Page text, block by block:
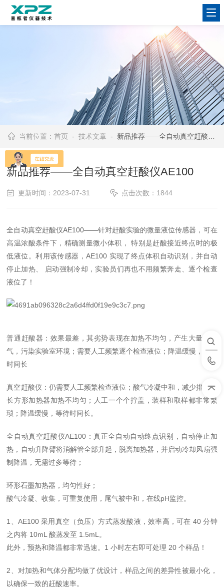
当前位置：首页 -技术文章 - 新品推荐——全自动真空赶酸仪AE100
新品推荐——全自动真空赶酸仪AE100
更新时间：2023-07-31 点击次数：1844
全自动真空赶酸仪AE100——针对赶酸实验的微量液位传感器，可在
高温浓酸条件下，精确测量微小体积，特别是赶酸接近终点时的极
低液位。利用该传感器，AE100 实现了终点体积自动识别，并自动
停止加热、
启动强制冷却，实验员们再也不用频繁奔走、逐个检查
液位了！
普通赶酸器 ：效果最差，其劣势表现在加热不均匀，产生大量的酸
气，污染实验室环境；需要人工频繁逐个检查液位；降温缓慢，等待
时间长
真空赶酸仪 ：仍需要人工频繁检查液位；酸气冷凝中和，减少排放；
长方形加热器加热不均匀；人工一个个拧盖，装样和取样都非常繁
琐；降温缓慢，等待时间长。
全自动真空赶酸仪AE100：真正全自动自动终点识别，自动停止加
热，自动升降臂将消解管全部升起，脱离加热器，并启动冷却风扇强
制降温，无需过多等待；
环形石墨加热器，均匀性好；
酸气冷凝、收集，可重复使用，尾气被中和，在线pH监控。
1、AE100 采用真空（负压）方式蒸发酸液，效率高，可在 40 分钟
之内将 10mL 酸蒸发至 1.5mL。
此外，预热和降温都非常迅速。1 小时左右即可处理 20 个样品！
2、对加热和气体分配均做了优设计，样品之间的差异性被最小化，
以确保一致的赶酸速率。